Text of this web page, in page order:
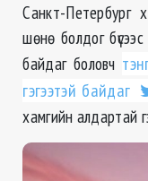
Санкт-Петербург
шөнө болдог
байдаг боловч
гэгээтэй байдаг
хамгийн алдартай